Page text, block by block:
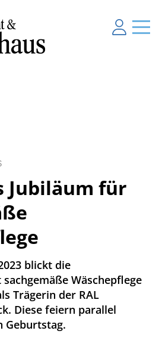
Jubiläum für
blickt die
Wäschepflege
Trägerin der RAL
Diese feiern parallel
Geburtstag.